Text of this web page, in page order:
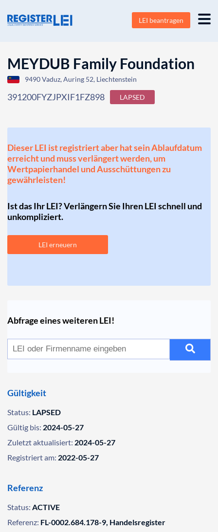
LEI beantragen
MEYDUB Family Foundation
9490 Vaduz, Auring 52, Liechtenstein
391200FYZJPXIF1FZ898 LAPSED
Dieser LEI ist registriert aber hat sein Ablaufdatum
erreicht und muss verlängert werden, um
Wertpapierhandel und Ausschüttungen zu
gewährleisten!
Ist das Ihr LEI? Verlängern Sie Ihren LEI schnell und
unkompliziert.
LEI erneuern
Abfrage eines weiteren LEI!
Gültigkeit
Status: LAPSED
Gültig bis: 2024-05-27
Zuletzt aktualisiert: 2024-05-27
Registriert am: 2022-05-27
Referenz
Status: ACTIVE
Referenz: FL-0002.684.178-9, Handelsregister